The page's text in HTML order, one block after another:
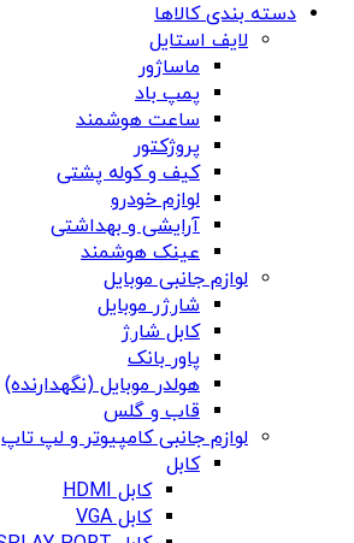
دسته بندی کالاها
لایف استایل
ماساژور
پمپ باد
ساعت هوشمند
پروژکتور
کیف و کوله پشتی
لوازم خودرو
آرایشی و بهداشتی
عینک هوشمند
لوازم جانبی موبایل
شارژر موبایل
کابل شارژ
پاور بانک
هولدر موبایل (نگهدارنده)
قاب و گلس
لوازم جانبی کامپیوتر و لپ تاپ
کابل
کابل HDMI
کابل VGA